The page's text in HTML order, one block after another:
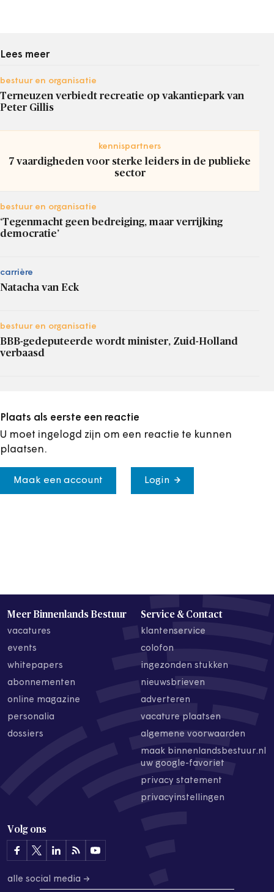
Lees meer
bestuur en organisatie
Terneuzen verbiedt recreatie op vakantiepark van
Peter Gillis
kennispartners
7 vaardigheden voor sterke leiders in de publieke
sector
bestuur en organisatie
‘Tegenmacht geen bedreiging, maar verrijking
democratie’
carrière
Natacha van Eck
bestuur en organisatie
BBB-gedeputeerde wordt minister, Zuid-Holland
verbaasd
Plaats als eerste een reactie
U moet ingelogd zijn om een reactie te kunnen
plaatsen.
Maak een account Login
Meer Binnenlands Bestuur
vacatures
events
whitepapers
abonnementen
online magazine
personalia
dossiers
Service & Contact
klantenservice
colofon
ingezonden stukken
nieuwsbrieven
adverteren
vacature plaatsen
algemene voorwaarden
maak binnenlandsbestuur.nl
uw google-favoriet
privacy statement
privacyinstellingen
Volg ons
alle social media →